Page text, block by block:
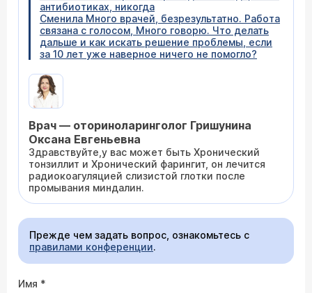
антибиотиках, никогда
Сменила Много врачей, безрезультатно. Работа
связана с голосом, Много говорю. Что делать
дальше и как искать решение проблемы, если
за 10 лет уже наверное ничего не помогло?
Врач — оториноларинголог Гришунина
Оксана Евгеньевна
Здравствуйте,у вас может быть Хронический
тонзиллит и Хронический фарингит, он лечится
радиокоагуляцией слизистой глотки после
промывания миндалин.
Прежде чем задать вопрос, ознакомьтесь с
правилами конференции.
Имя *